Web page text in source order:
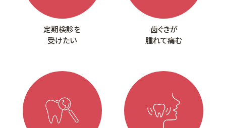
定期検診を
受けたい
歯ぐきが
腫れて痛む